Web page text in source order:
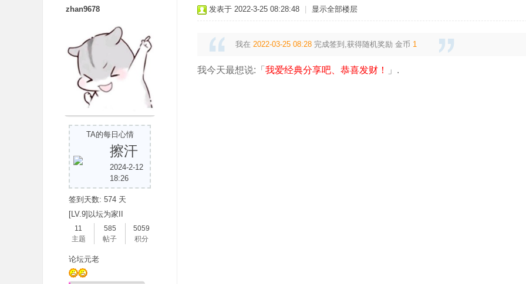
zhan9678
TA的每日心情
擦汗
2024-2-12
18:26
签到天数: 574 天
[LV.9]以坛为家II
11
主题
585
帖子
5059
积分
论坛元老
发表于 2022-3-25 08:28:48 显示全部楼层
我在 2022-03-25 08:28 完成签到,获得随机奖励 金币 1
我今天最想说:「 我爱经典分享吧、恭喜发财！ 」.